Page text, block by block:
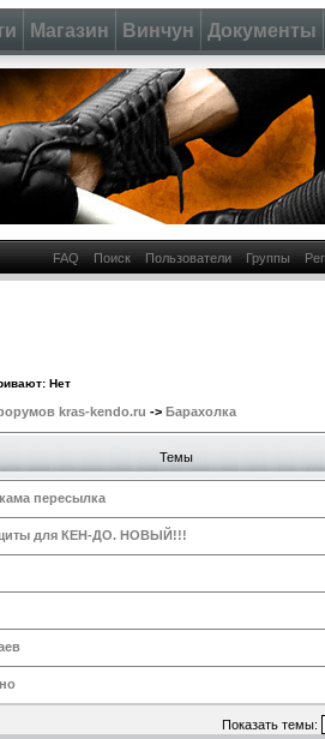
Магазин Винчун Документы
FAQ Поиск Пользователи Группы
Нет
kras-kendo.ru -> Барахолка
Темы
пересылка
для КЕН-ДО. НОВЫЙ!!!
Показать темы: